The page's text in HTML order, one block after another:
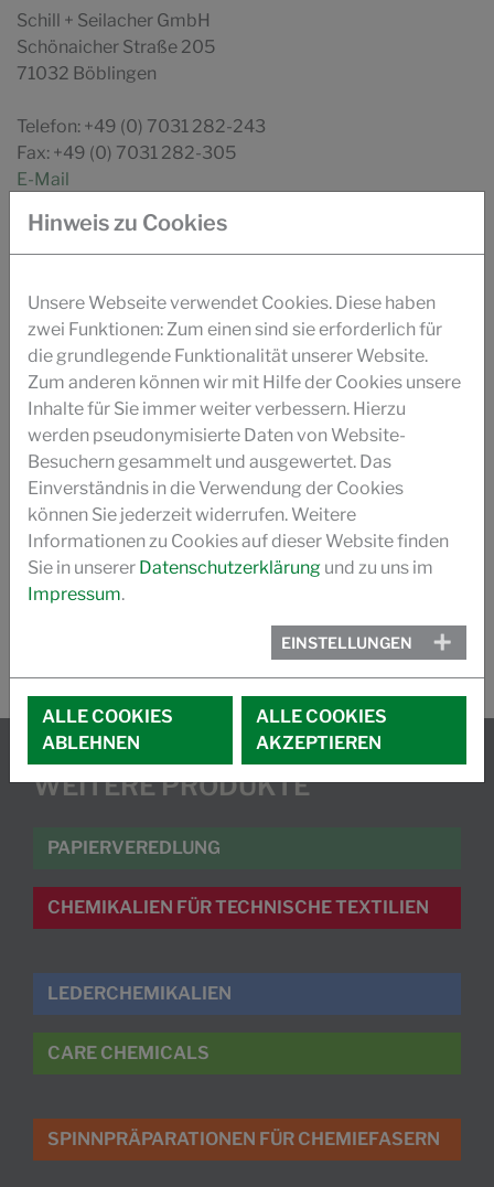
Schill + Seilacher GmbH
Schönaicher Straße 205
71032 Böblingen
Telefon: +49 (0) 7031 282-243
Fax: +49 (0) 7031 282-305
E-Mail
Ihr direkter Kontakt für diesen Bereich:
DOWNLOAD
BROSCHÜRE PAPIER
FLYER FUNCTIONAL COATING
WHITEPAPER- WATERBASED BARRIER COATINGS
WEITERE PRODUKTE
PAPIERVEREDLUNG
CHEMIKALIEN FÜR TECHNISCHE TEXTILIEN
LEDERCHEMIKALIEN
CARE CHEMICALS
SPINNPRÄPARATIONEN FÜR CHEMIEFASERN
Hinweis zu Cookies
Unsere Webseite verwendet Cookies. Diese haben
zwei Funktionen: Zum einen sind sie erforderlich für
die grundlegende Funktionalität unserer Website.
Zum anderen können wir mit Hilfe der Cookies unsere
Inhalte für Sie immer weiter verbessern. Hierzu
werden pseudonymisierte Daten von Website-
Besuchern gesammelt und ausgewertet. Das
Einverständnis in die Verwendung der Cookies
können Sie jederzeit widerrufen. Weitere
Informationen zu Cookies auf dieser Website finden
Sie in unserer Datenschutzerklärung und zu uns im
Impressum.
EINSTELLUNGEN
ALLE COOKIES
ABLEHNEN
ALLE COOKIES
AKZEPTIEREN